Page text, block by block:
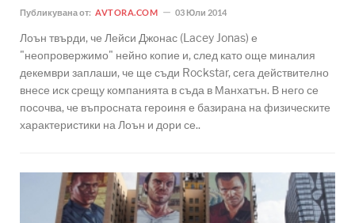
Публикувана от: AVTORA.COM 03 Юли 2014
Лоън твърди, че Лейси Джонас (Lacey Jonas) е
"неопровержимо" нейно копие и, след като още миналия
декември заплаши, че ще съди Rockstar, сега действително
внесе иск срещу компанията в съда в Манхатън. В него се
посочва, че въпросната героиня е базирана на физическите
характеристики на Лоън и дори се..